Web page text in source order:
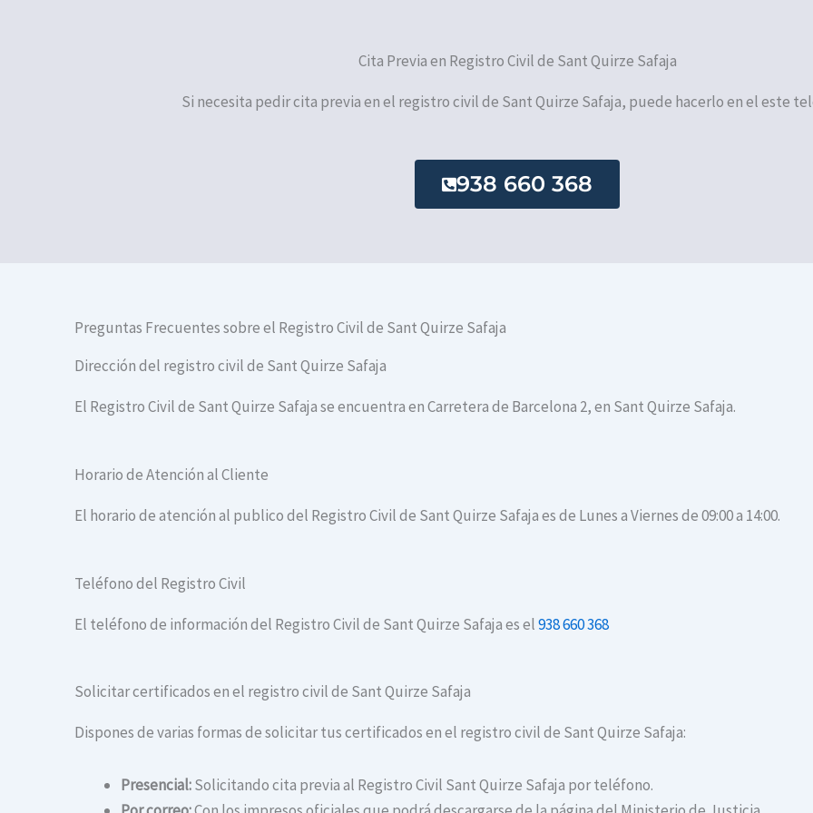
Cita Previa en Registro Civil de Sant Quirze Safaja
Si necesita pedir cita previa en el registro civil de Sant Quirze Safaja, puede hacerlo en el este
938 660 368
Preguntas Frecuentes sobre el Registro Civil de Sant Quirze Safaja
Dirección del registro civil de Sant Quirze Safaja
El Registro Civil de Sant Quirze Safaja se encuentra en Carretera de Barcelona 2, en Sant Quirze Safaja.
Horario de Atención al Cliente
El horario de atención al publico del Registro Civil de Sant Quirze Safaja es de Lunes a Viernes de 09:00 a 14:00.
Teléfono del Registro Civil
El teléfono de información del Registro Civil de Sant Quirze Safaja es el938 660 368
Solicitar certificados en el registro civil de Sant Quirze Safaja
Dispones de varias formas de solicitar tus certificados en el registro civil de Sant Quirze Safaja:
Presencial:Solicitando cita previa al Registro Civil Sant Quirze Safaja por teléfono.